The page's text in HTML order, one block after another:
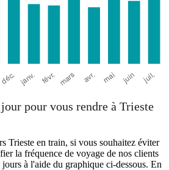
pour vous rendre à Trieste
Trieste en train, si vous souhaitez éviter
la fréquence de voyage de nos clients
à l'aide du graphique ci-dessous. En